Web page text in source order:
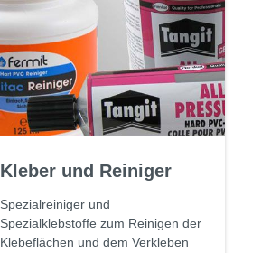
Kleber und Reiniger
Spezialreiniger und
Spezialklebstoffe zum Reinigen der
Klebeflächen und dem Verkleben